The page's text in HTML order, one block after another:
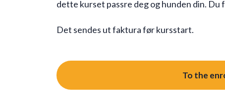
dette kurset passre deg og hunden din.
Det sendes ut faktura før kursstart.
To the